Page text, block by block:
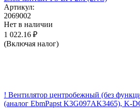
Артикул:
2069002
Нет в наличии
1 022.16 ₽
(Включая налог)
! Вентилятор центробежный (без
(аналог EbmPapst K3G097AK3465), K-